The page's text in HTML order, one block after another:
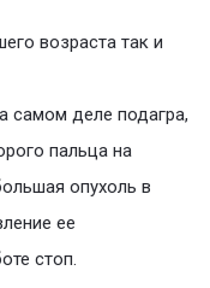
возраста так и
самом деле подагра,
пальца на
опухоль в
ее
стоп.